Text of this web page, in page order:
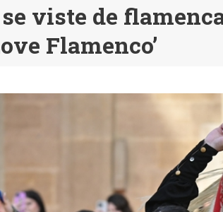
viste de
Flamenco’